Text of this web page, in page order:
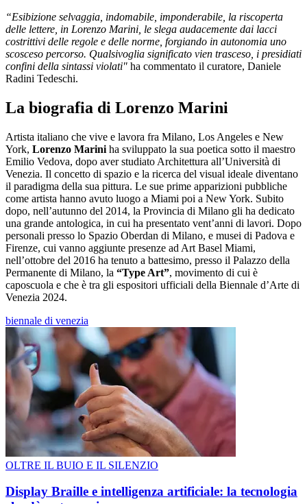
“Esibizione selvaggia, indomabile, imponderabile, la riscoperta
delle lettere, in Lorenzo Marini, le slega audacemente dai lacci
costrittivi delle regole e delle norme, forgiando in autonomia uno
scosceso percorso. Qualsivoglia significato vien trasceso, i presidiati
confini della sintassi violati" ha commentato il curatore, Daniele
Radini Tedeschi.
La biografia di Lorenzo Marini
Artista italiano che vive e lavora fra Milano, Los Angeles e New
York, Lorenzo Marini ha sviluppato la sua poetica sotto il maestro
Emilio Vedova, dopo aver studiato Architettura all’Università di
Venezia. Il concetto di spazio e la ricerca del visual ideale diventano
il paradigma della sua pittura. Le sue prime apparizioni pubbliche
come artista hanno avuto luogo a Miami poi a New York. Subito
dopo, nell’autunno del 2014, la Provincia di Milano gli ha dedicato
una grande antologica, in cui ha presentato vent’anni di lavori. Dopo
personali presso lo Spazio Oberdan di Milano, e musei di Padova e
Firenze, cui vanno aggiunte presenze ad Art Basel Miami,
nell’ottobre del 2016 ha tenuto a battesimo, presso il Palazzo della
Permanente di Milano, la “Type Art”, movimento di cui è
caposcuola e che è tra gli espositori ufficiali della Biennale d’Arte di
Venezia 2024.
biennale di venezia
OLTRE IL BUIO E IL SILENZIO
Display Braille e intelligenza artificiale: la tecnologia